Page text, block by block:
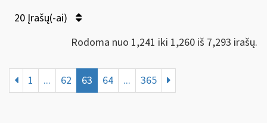
20 Įrašų(-ai)
Rodoma nuo 1,241 iki 1,260 iš 7,293 irašų.
1 ... 62 63 64 ... 365